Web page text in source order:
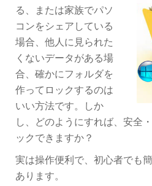
る、または家族でパソ
コンをシェアしている
場合、他人に見られた
くないデータがある場
合、確かにフォルダを
作ってロックするのは
いい方法です。しか
し、どのようにすれば、安全
ックできますか？
実は操作便利で、初心者でも
あります。